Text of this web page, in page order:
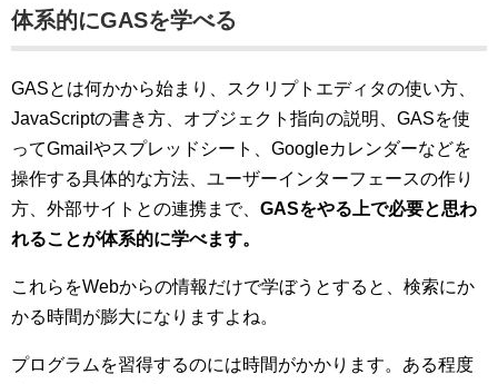
体系的にGASを学べる
GASとは何かから始まり、スクリプトエディタの使い方、
JavaScriptの書き方、オブジェクト指向の説明、GASを使
ってGmailやスプレッドシート、Googleカレンダーなどを
操作する具体的な方法、ユーザーインターフェースの作り
方、外部サイトとの連携まで、 GASをやる上で必要と思わ
れることが体系的に学べます。
これらをWebからの情報だけで学ぼうとすると、検索にか
かる時間が膨大になりますよね。
プログラムを習得するのには時間がかかります。ある程度